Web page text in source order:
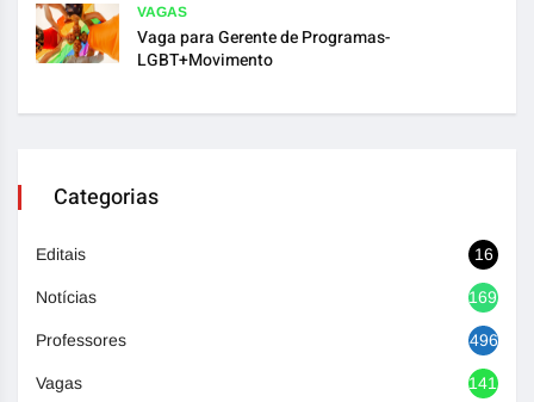
VAGAS
Vaga para Gerente de Programas-
LGBT+Movimento
Categorias
Editais 16
Notícias 1692
Professores 496
Vagas 1417